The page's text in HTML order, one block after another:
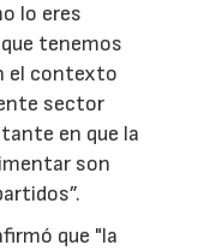
lo eres
tenemos
el contexto
sector
en que la
son
que "la